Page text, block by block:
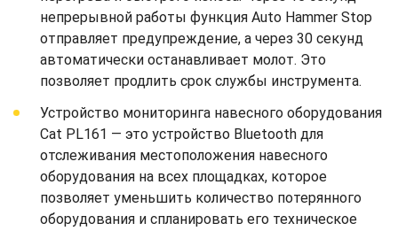
непрерывной работы функция Auto Hammer Stop
отправляет предупреждение, а через 30 секунд
автоматически останавливает молот. Это
позволяет продлить срок службы инструмента.
Устройство мониторинга навесного оборудования
Cat PL161 — это устройство Bluetooth для
отслеживания местоположения навесного
оборудования на всех площадках, которое
позволяет уменьшить количество потерянного
оборудования и спланировать его техническое